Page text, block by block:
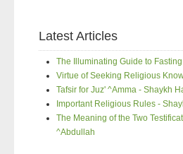
Latest Articles
The Illuminating Guide to Fasting
Virtue of Seeking Religious
Tafsir for Juz' ^Amma - Shaykh
Important Religious Rules -
The Meaning of the Two
^Abdullah